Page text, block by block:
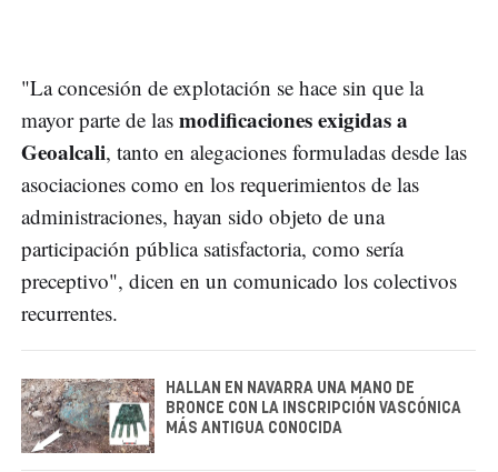
"La concesión de explotación se hace sin que la
mayor parte de las modificaciones exigidas a
Geoalcali, tanto en alegaciones formuladas desde las
asociaciones como en los requerimientos de las
administraciones, hayan sido objeto de una
participación pública satisfactoria, como sería
preceptivo", dicen en un comunicado los colectivos
recurrentes.
HALLAN EN NAVARRA UNA MANO DE
BRONCE CON LA INSCRIPCIÓN VASCÓNICA
MÁS ANTIGUA CONOCIDA